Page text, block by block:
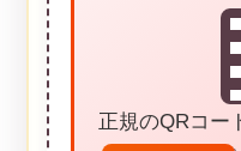
正規のQRコー